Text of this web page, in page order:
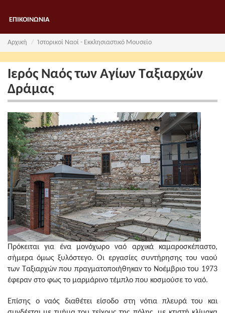
ΕΠΙΚΟΙΝΩΝΙΑ
Αρχική Ἱστορικοί Ναοί - Εκκλησιαστικό Μουσείο
Ιερός Ναός των Αγίων Ταξιαρχών
Δράμας
Πρόκειται για ένα μονόχωρο ναό αρχικά καμαροσκέπαστο,
σήμερα όμως ξυλόστεγο. Οι εργασίες συντήρησης του ναού
των Ταξιαρχών που πραγματοποιήθηκαν το Νοέμβριο του 1973
έφεραν στο φως το μαρμάρινο τέμπλο που κοσμούσε το ναό.
Επίσης ο ναός διαθέτει είσοδο στη νότια πλευρά του και